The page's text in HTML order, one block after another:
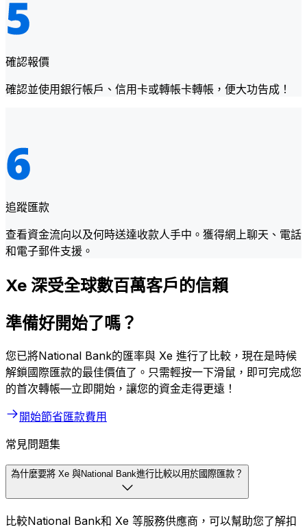
確認報價
確認並使用銀行帳戶、信用卡或轉帳卡轉帳，便大功告成！
追蹤匯款
查看資金流向以及何時送達收款人手中。獲得網上聊天、電話
和電子郵件支援。
Xe 深受全球數百萬客戶的信賴
準備好開始了嗎？
您已將National Bank的匯率與 Xe 進行了比較，現在是時候
解鎖國際匯款的最佳價值了。只需輕按一下滑鼠，即可完成您
的首次轉帳—立即開始，讓您的資金走得更遠！
開始節省匯款費用
常見問題集
為什麼要將 Xe 與National Bank進行比較以用於國際匯款？
比較National Bank和 Xe 等服務供應商，可以幫助您了解扣